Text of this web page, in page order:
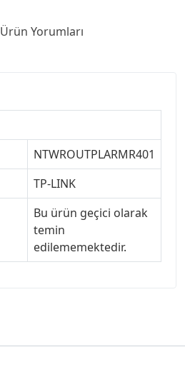
Ürün Yorumları
NTWROUTPLARMR401
TP-LINK
Bu ürün geçici olarak
temin
edilememektedir.